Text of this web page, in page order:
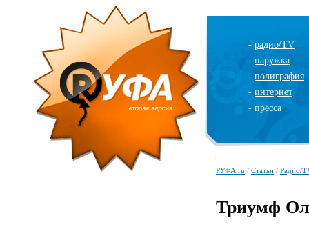
- радио/TV
- наружка
- полиграфия
- интернет
- пресса
РУФА.ru / Статьи / Радио/
Триумф